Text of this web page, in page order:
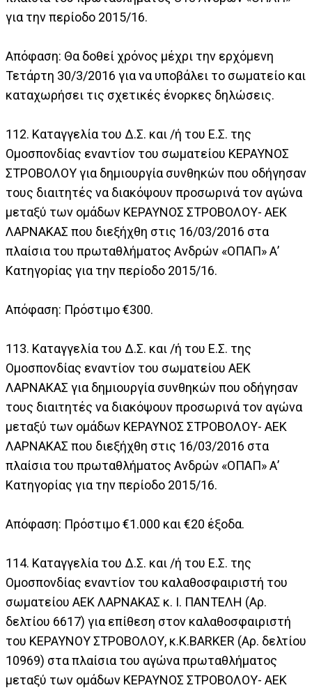
για την περίοδο 2015/16.
Απόφαση: Θα δοθεί χρόνος μέχρι την ερχόμενη
Τετάρτη 30/3/2016 για να υποβάλει το σωματείο και
καταχωρήσει τις σχετικές ένορκες δηλώσεις.
112. Καταγγελία του Δ.Σ. και /ή του Ε.Σ. της
Ομοσπονδίας εναντίον του σωματείου ΚΕΡΑΥΝΟΣ
ΣΤΡΟΒΟΛΟΥ για δημιουργία συνθηκών που οδήγησαν
τους διαιτητές να διακόψουν προσωρινά τον αγώνα
μεταξύ των ομάδων ΚΕΡΑΥΝΟΣ ΣΤΡΟΒΟΛΟΥ- ΑΕΚ
ΛΑΡΝΑΚΑΣ που διεξήχθη στις 16/03/2016 στα
πλαίσια του πρωταθλήματος Ανδρών «ΟΠΑΠ» Α’
Κατηγορίας για την περίοδο 2015/16.
Απόφαση: Πρόστιμο €300.
113. Καταγγελία του Δ.Σ. και /ή του Ε.Σ. της
Ομοσπονδίας εναντίον του σωματείου ΑΕΚ
ΛΑΡΝΑΚΑΣ για δημιουργία συνθηκών που οδήγησαν
τους διαιτητές να διακόψουν προσωρινά τον αγώνα
μεταξύ των ομάδων ΚΕΡΑΥΝΟΣ ΣΤΡΟΒΟΛΟΥ- ΑΕΚ
ΛΑΡΝΑΚΑΣ που διεξήχθη στις 16/03/2016 στα
πλαίσια του πρωταθλήματος Ανδρών «ΟΠΑΠ» Α’
Κατηγορίας για την περίοδο 2015/16.
Απόφαση: Πρόστιμο €1.000 και €20 έξοδα.
114. Καταγγελία του Δ.Σ. και /ή του Ε.Σ. της
Ομοσπονδίας εναντίον του καλαθοσφαιριστή του
σωματείου ΑΕΚ ΛΑΡΝΑΚΑΣ κ. Ι. ΠΑΝΤΕΛΗ (Αρ.
δελτίου 6617) για επίθεση στον καλαθοσφαιριστή
του ΚΕΡΑΥΝΟΥ ΣΤΡΟΒΟΛΟΥ, κ.K.BARKER (Αρ. δελτίου
10969) στα πλαίσια του αγώνα πρωταθλήματος
μεταξύ των ομάδων ΚΕΡΑΥΝΟΣ ΣΤΡΟΒΟΛΟΥ- ΑΕΚ